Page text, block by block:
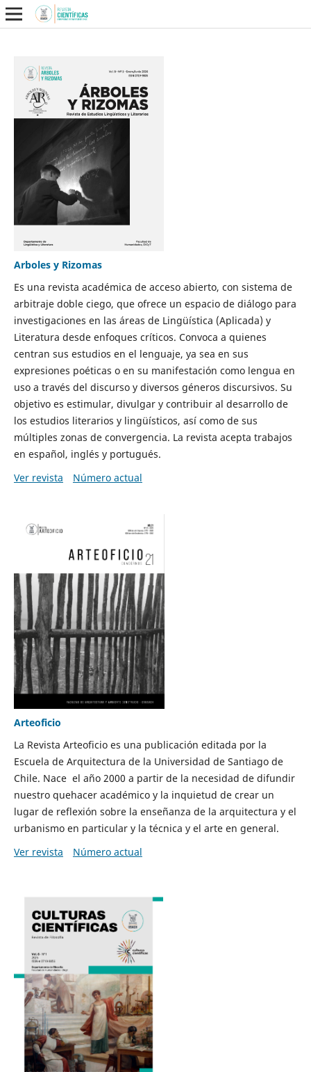
Arboles y Rizomas
Es una revista académica de acceso abierto, con sistema de
arbitraje doble ciego, que ofrece un espacio de diálogo para
investigaciones en las áreas de Lingüística (Aplicada) y
Literatura desde enfoques críticos. Convoca a quienes
centran sus estudios en el lenguaje, ya sea en sus
expresiones poéticas o en su manifestación como lengua en
uso a través del discurso y diversos géneros discursivos. Su
objetivo es estimular, divulgar y contribuir al desarrollo de
los estudios literarios y lingüísticos, así como de sus
múltiples zonas de convergencia. La revista acepta trabajos
en español, inglés y portugués.
Ver revista
Número actual
Arteoficio
La Revista Arteoficio es una publicación editada por la
Escuela de Arquitectura de la Universidad de Santiago de
Chile. Nace el año 2000 a partir de la necesidad de difundir
nuestro quehacer académico y la inquietud de crear un
lugar de reflexión sobre la enseñanza de la arquitectura y el
urbanismo en particular y la técnica y el arte en general.
Ver revista
Número actual